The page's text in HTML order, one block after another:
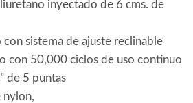
inyectado de 6 cms. de
sistema de ajuste reclinable
con 50,000 ciclos de uso continuo
de 5 puntas